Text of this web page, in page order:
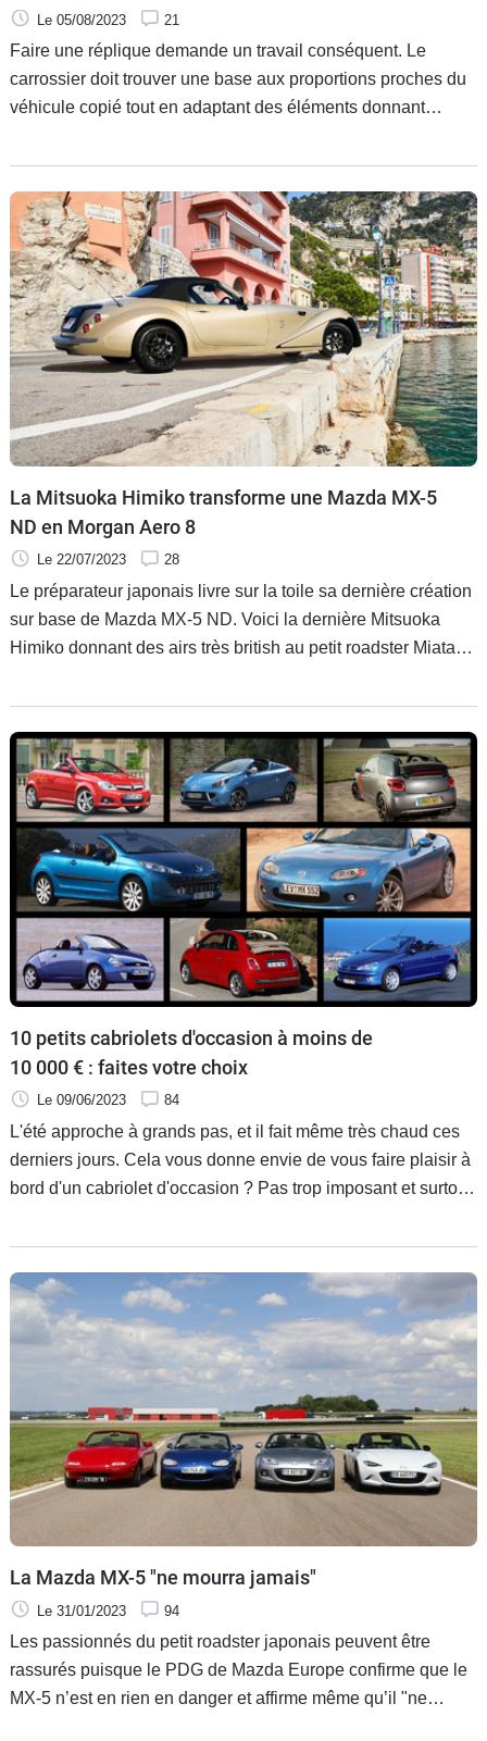
Le 05/08/2023 21
Faire une réplique demande un travail conséquent. Le
carrossier doit trouver une base aux proportions proches du
véhicule copié tout en adaptant des éléments donnant
cette Mazda MX-5, difficile de l'associer à une vraie Aston
Martin.
La Mitsuoka Himiko transforme une Mazda MX-5
ND en Morgan Aero 8
Le 22/07/2023 28
Le préparateur japonais livre sur la toile sa dernière création
sur base de Mazda MX-5 ND. Voici la dernière Mitsuoka
Himiko donnant des airs très british au petit roadster Miata
10 petits cabriolets d'occasion à moins de
10 000 € : faites votre choix
Le 09/06/2023 84
L'été approche à grands pas, et il fait même très chaud ces
derniers jours. Cela vous donne envie de vous faire plaisir à
bord d'un cabriolet d'occasion ? Pas trop imposant et surtout
des petits gabarits. Qu'ils soient à toit rigide ou en toile, l'offre
est pléthorique et les prix abordables...
La Mazda MX-5 "ne mourra jamais"
Le 31/01/2023 94
Les passionnés du petit roadster japonais peuvent être
rassurés puisque le PDG de Mazda Europe confirme que le
MX-5 n’est en rien en danger et affirme même qu’il "ne